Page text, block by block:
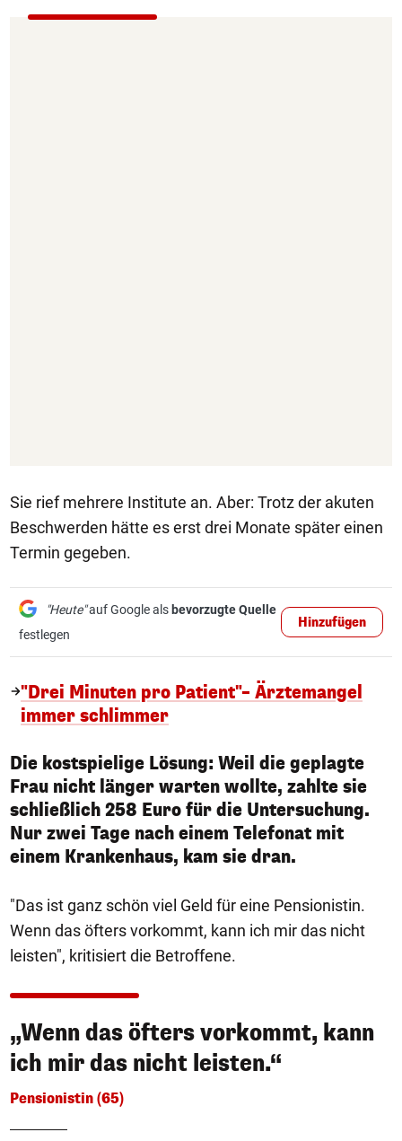
Sie rief mehrere Institute an. Aber: Trotz der akuten
Beschwerden hätte es erst drei Monate später einen
Termin gegeben.
"Heute"auf Google als bevorzugte Quelle
festlegen
Hinzufügen
"Drei Minuten pro Patient"– Ärztemangel
immer schlimmer
Die kostspielige Lösung: Weil die geplagte
Frau nicht länger warten wollte, zahlte sie
schließlich 258 Euro für die Untersuchung.
Nur zwei Tage nach einem Telefonat mit
einem Krankenhaus, kam sie dran.
"Das ist ganz schön viel Geld für eine Pensionistin.
Wenn das öfters vorkommt, kann ich mir das nicht
leisten", kritisiert die Betroffene.
„Wenn das öfters vorkommt, kann
ich mir das nicht leisten.“
Pensionistin (65)